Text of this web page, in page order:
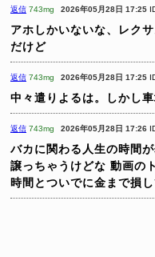
返信 743mg 2026年05月28日 17:25
アホしかいないな、レク
だけど
返信 743mg 2026年05月28日 17:25
中々遣りよるは。しかし
返信 743mg 2026年05月28日 17:26
バカに関わる人生の時間
譲っちゃうけどな 動画の
時間とついでに金まで損